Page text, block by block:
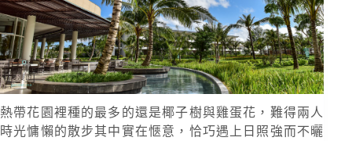
熱帶花園裡種的最多的還是椰子樹與雞蛋花，難得兩人
時光慵懶的散步其中實在愜意，恰巧遇上日照強而不曬